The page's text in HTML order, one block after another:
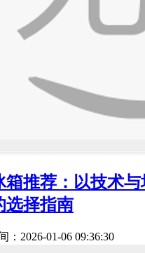
箱推荐：以技术
选择指南
：2026-01-06 09:36:30